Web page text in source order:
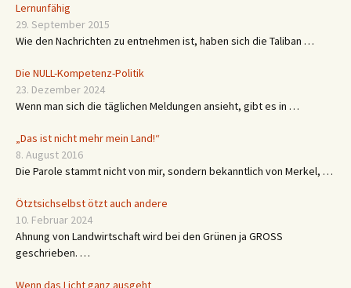
Lernunfähig
29. September 2015
Wie den Nachrichten zu entnehmen ist, haben sich die Taliban …
Die NULL-Kompetenz-Politik
23. Dezember 2024
Wenn man sich die täglichen Meldungen ansieht, gibt es in …
„Das ist nicht mehr mein Land!“
8. August 2016
Die Parole stammt nicht von mir, sondern bekanntlich von Merkel, …
Ötztsichselbst ötzt auch andere
10. Februar 2024
Ahnung von Landwirtschaft wird bei den Grünen ja GROSS
geschrieben. …
Wenn das Licht ganz ausgeht